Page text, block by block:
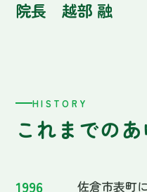
現在
内科・小児科